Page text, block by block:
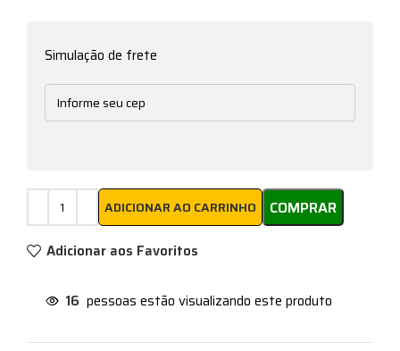
Simulação de frete
ADICIONAR AO CARRINHO COMPRAR
Adicionar aos Favoritos
16 pessoas estão visualizando este produto